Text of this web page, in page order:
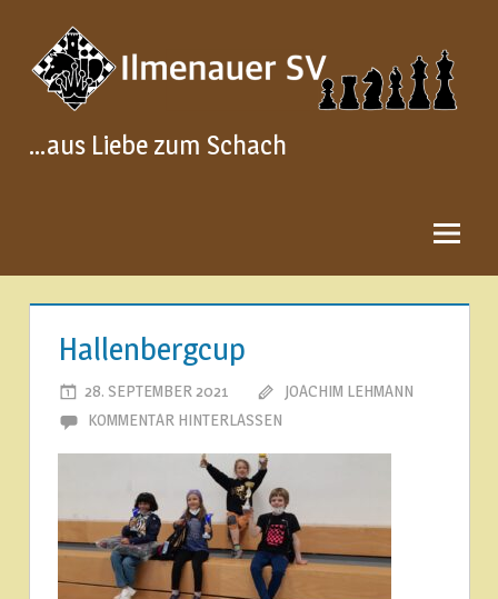
Inhalt
springen
…aus Liebe zum Schach
Hallenbergcup
28. SEPTEMBER 2021
JOACHIM LEHMANN
KOMMENTAR HINTERLASSEN